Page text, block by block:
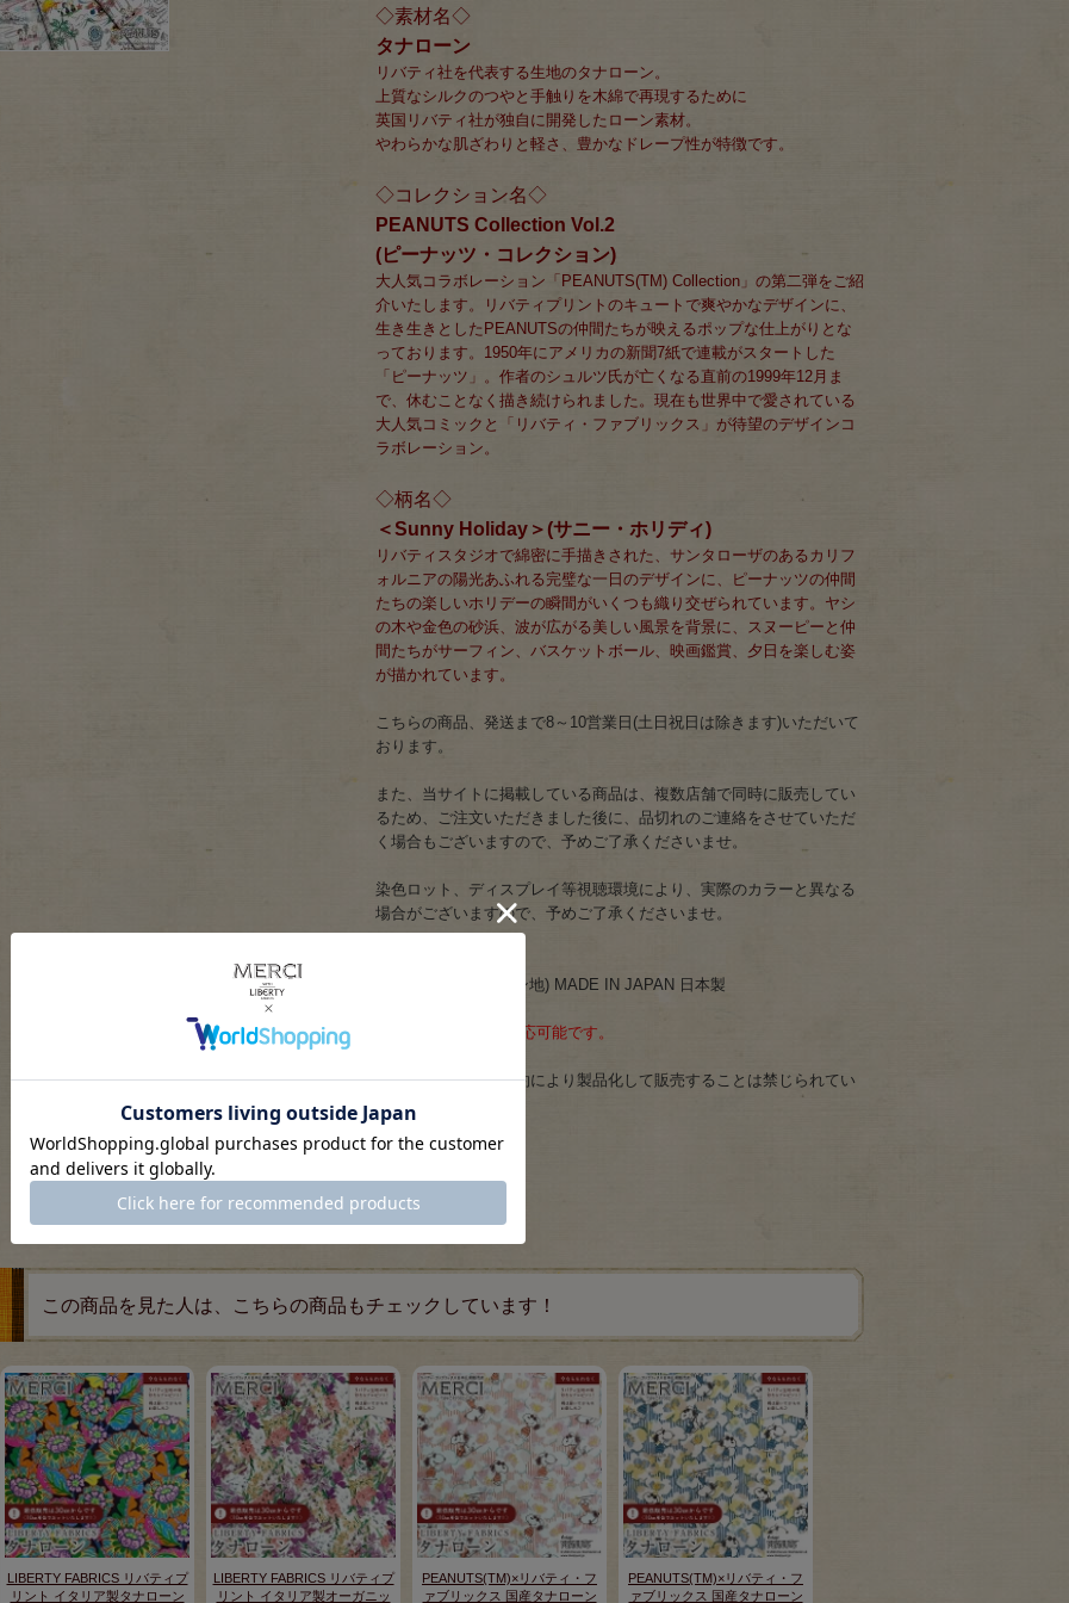
◇素材名◇
タナローン
リバティ社を代表する生地のタナローン。
上質なシルクのつやと手触りを木綿で再現するために
英国リバティ社が独自に開発したローン素材。
やわらかな肌ざわりと軽さ、豊かなドレープ性が特徴です。
◇コレクション名◇
PEANUTS Collection Vol.2
(ピーナッツ・コレクション)
大人気コラボレーション「PEANUTS(TM) Collection」の第二弾をご紹
介いたします。リバティプリントのキュートで爽やかなデザインに、
生き生きとしたPEANUTSの仲間たちが映えるポップな仕上がりとな
っております。1950年にアメリカの新聞7紙で連載がスタートした
「ピーナッツ」。作者のシュルツ氏が亡くなる直前の1999年12月ま
で、休むことなく描き続けられました。現在も世界中で愛されている
大人気コミックと「リバティ・ファブリックス」が待望のデザインコ
ラボレーション。
◇柄名◇
＜Sunny Holiday＞(サニー・ホリディ)
リバティスタジオで綿密に手描きされた、サンタローザのあるカリフ
ォルニアの陽光あふれる完璧な一日のデザインに、ピーナッツの仲間
たちの楽しいホリデーの瞬間がいくつも織り交ぜられています。ヤシ
の木や金色の砂浜、波が広がる美しい風景を背景に、スヌーピーと仲
間たちがサーフィン、バスケットボール、映画鑑賞、夕日を楽しむ姿
が描かれています。
こちらの商品、発送まで8～10営業日(土日祝日は除きます)いただいて
おります。
また、当サイトに掲載している商品は、複数店舗で同時に販売してい
るため、ご注文いただきました後に、品切れのご連絡をさせていただ
く場合もございますので、予めご了承くださいませ。
染色ロット、ディスプレイ等視聴環境により、実際のカラーと異なる
場合がございますので、予めご了承くださいませ。
素材：綿100％(ローン地) MADE IN JAPAN 日本製
ネコポスは5mまで対応可能です。
※このプリントは契約により製品化して販売することは禁じられてい
この商品を見た人は、こちらの商品もチェックしています！
LIBERTY FABRICS リバティプ
リント イタリア製タナローン
LIBERTY FABRICS リバティプ
リント イタリア製オーガニッ
PEANUTS(TM)×リバティ・フ
ァブリックス 国産タナローン
PEANUTS(TM)×リバティ・フ
ァブリックス 国産タナローン